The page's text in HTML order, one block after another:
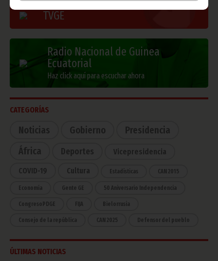
TVGE
Radio Nacional de Guinea
Ecuatorial
Haz click aquí para escuchar ahora
CATEGORÍAS
Noticias Gobierno
Presidencia
África
Deportes Vicepresidencia
COVID-19 Cultura Estadísticas CAN 2015
Economía Gente GE 50 Aniversario Independencia
CongresoPDGE FIJA Bielorrusia
Consejo de la república CAN 2025 Defensor del pueblo
ÚLTIMAS NOTICIAS